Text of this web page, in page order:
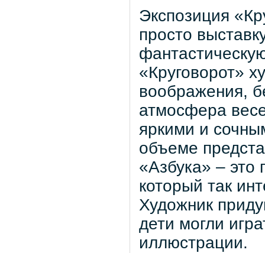
Экспозиция
просто
«Круговорот»
воображения,
атмосфера
яркими и
объеме
«Азбука» – это
который так
Художник
дети могли
иллюстрации.